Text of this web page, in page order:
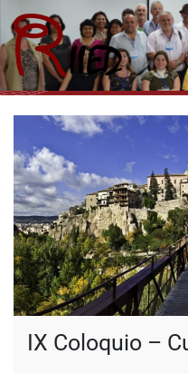
Riied
IX Coloquio –